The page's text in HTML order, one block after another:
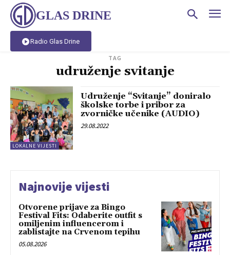
GLAS DRINE
Radio Glas Drine
TAG
udruženje svitanje
LOKALNE VIJESTI
Udruženje “Svitanje” doniralo
školske torbe i pribor za
zvorničke učenike (AUDIO)
29.08.2022
Najnovije vijesti
Otvorene prijave za Bingo
Festival Fits: Odaberite outfit s
omiljenim influencerom i
zablistajte na Crvenom tepihu
05.08.2026